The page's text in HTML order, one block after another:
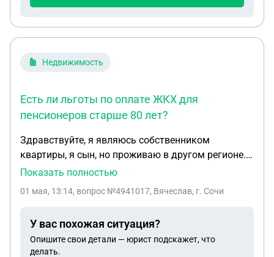
нотариуса как я понял необходимо получить
Недвижимость
Есть ли льготы по оплате ЖКХ для
пенсионеров старше 80 лет?
Здравствуйте, я являюсь собственником
квартиры, я сын, но проживаю в другом регионе.
Мои родители, прописаны и живут в этой квартире
есть ли у них какие-то льготы по коммуналке и
Показать полностью
01 мая, 13:14, вопрос №4941017, Вячеслав, г. Сочи
У вас похожая ситуация?
Опишите свои детали — юрист подскажет, что
делать.